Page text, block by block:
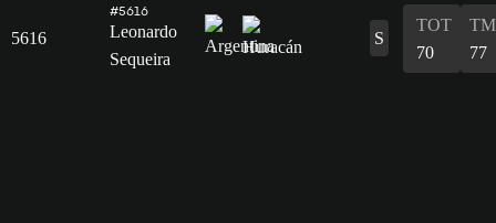
5616
#5616
Leonardo
Sequeira
S
TOT
70
77